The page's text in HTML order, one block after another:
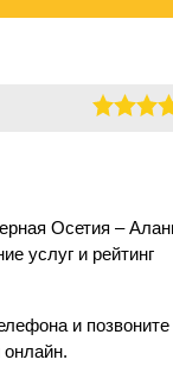
Осетия –
услуг и рейтинг
и позвоните
онлайн.